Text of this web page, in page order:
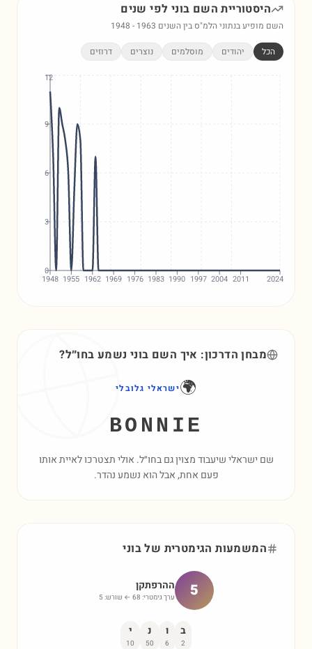
היסטוריית השם בוני לפי שנים
השם מופיע בנתוני הלמ"ס בין השנים 1948 - 1963
הכל יהודים מוסלמים נוצרים דרוזים
1948 1955 1962 1969 1976 1983 1990 1997 2004 2011 2024
0
3
6
9
12
מבחן הדרכון: איך השם בוני נשמע בחו״ל?
🌍ישראלי גלובלי
BONNIE
שם ישראלי שיעבוד מצוין גם בחו״ל. אולי תצטרכו לאיית אותו
פעם אחת, אבל הוא נשמע נהדר.
המשמעות הגימטרית שלבוני
5 ההרפתקן
ערך גימטרי: 68 ← שורש: 5
ב
2
ו
6
נ
50
י
10